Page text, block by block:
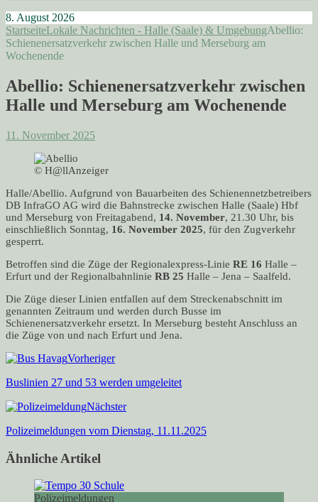
8. August 2026
StartseiteLokale Nachrichten - Halle (Saale) & UmgebungAbellio:
Schienenersatzverkehr zwischen Halle und Merseburg am
Wochenende
Abellio: Schienenersatzverkehr zwischen
Halle und Merseburg am Wochenende
11. November 2025
© H@llAnzeiger
Halle/Abellio. Aufgrund von Bauarbeiten des Schienennetzbetreibers
DB InfraGO AG wird die Bahnstrecke zwischen Halle (Saale) Hbf
und Merseburg von Freitagabend, 14. November, 21.30 Uhr, bis
einschließlich Sonntag, 16. November 2025, für den Zugverkehr
gesperrt.
Betroffen sind die Züge der Regionalexpress-Linie RE 16 Halle –
Erfurt und der Regionalbahnlinie RB 25 Halle – Jena – Saalfeld.
Die Züge dieser Linien entfallen auf dem Streckenabschnitt im
genannten Zeitraum und werden durch Busse im
Schienenersatzverkehr ersetzt. In Merseburg besteht Anschluss an
die Züge von und nach Erfurt und Jena.
Vorheriger
Buslinien 27 und 53 werden umgeleitet
Nächster
Polizeimeldungen vom Dienstag, 11.11.2025
Ähnliche Artikel
Polizeimeldungen